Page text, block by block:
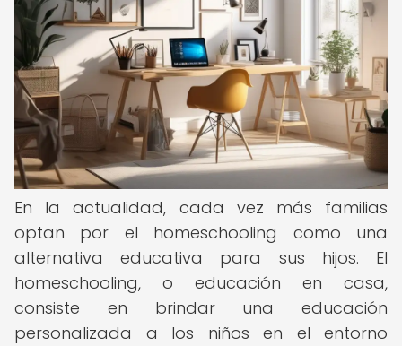
En la actualidad, cada vez más familias
optan por el homeschooling como una
alternativa educativa para sus hijos. El
homeschooling, o educación en casa,
consiste en brindar una educación
personalizada a los niños en el entorno